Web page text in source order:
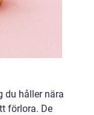
du håller nära
förlora. De